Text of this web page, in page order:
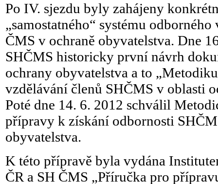
Po IV. sjezdu byly zahájeny
„samostatného“ systému
ČMS v ochraně obyvatelstva. Dne
SHČMS historicky první návrh
ochrany obyvatelstva a to
vzdělávání členů SHČMS v oblasti
Poté dne 14. 6. 2012 schválil
přípravy k získání odbornosti
obyvatelstva.
K této přípravě byla vydána
ČR a SH ČMS „Příručka pro